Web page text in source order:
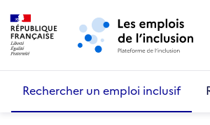
Aller au menu principal
Rechercher un emploi inclusif